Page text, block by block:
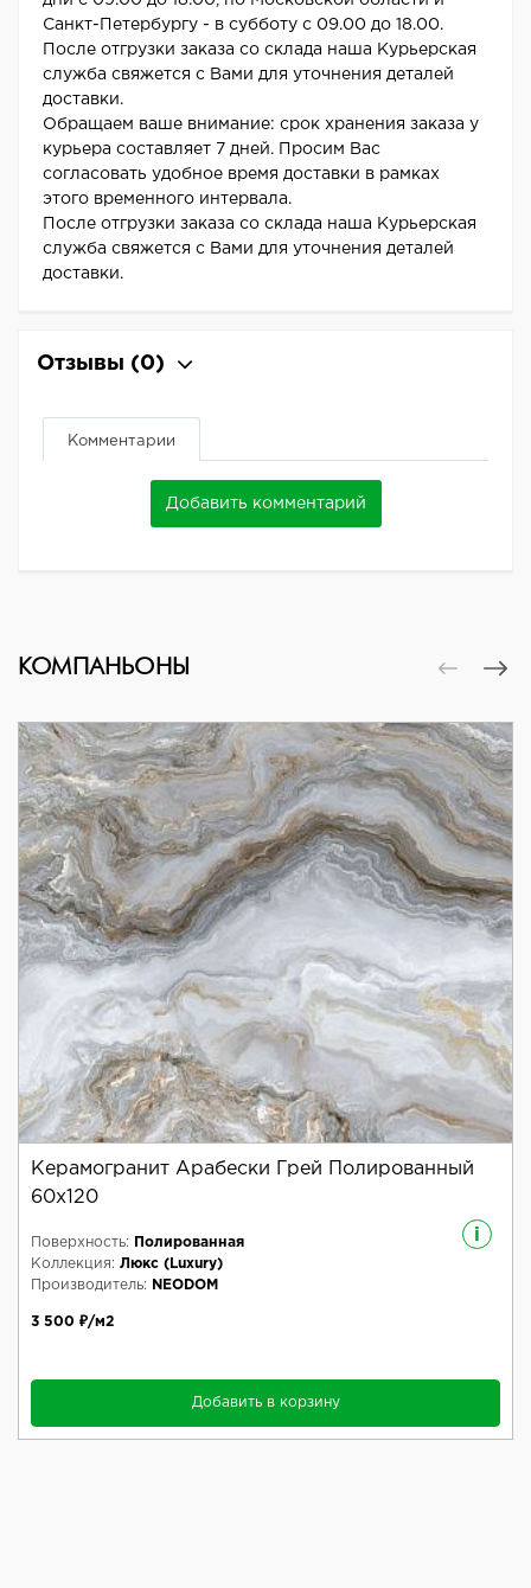
Санкт-Петербургу - в субботу с 09.00 до 18.00.
После отгрузки заказа со склада наша Курьерская
служба свяжется с Вами для уточнения деталей
доставки.
Обращаем ваше внимание: срок хранения заказа у
курьера составляет 7 дней. Просим Вас
согласовать удобное время доставки в рамках
этого временного интервала.
После отгрузки заказа со склада наша Курьерская
служба свяжется с Вами для уточнения деталей
доставки.
Отзывы (0)
Комментарии
Добавить комментарий
КОМПАНЬОНЫ
Керамогранит Арабески Грей Полированный
60x120
i
Поверхность:
Полированная
Коллекция: Люкс (Luxury)
Производитель:
NEODOM
3 500 ₽/м2
Добавить в корзину